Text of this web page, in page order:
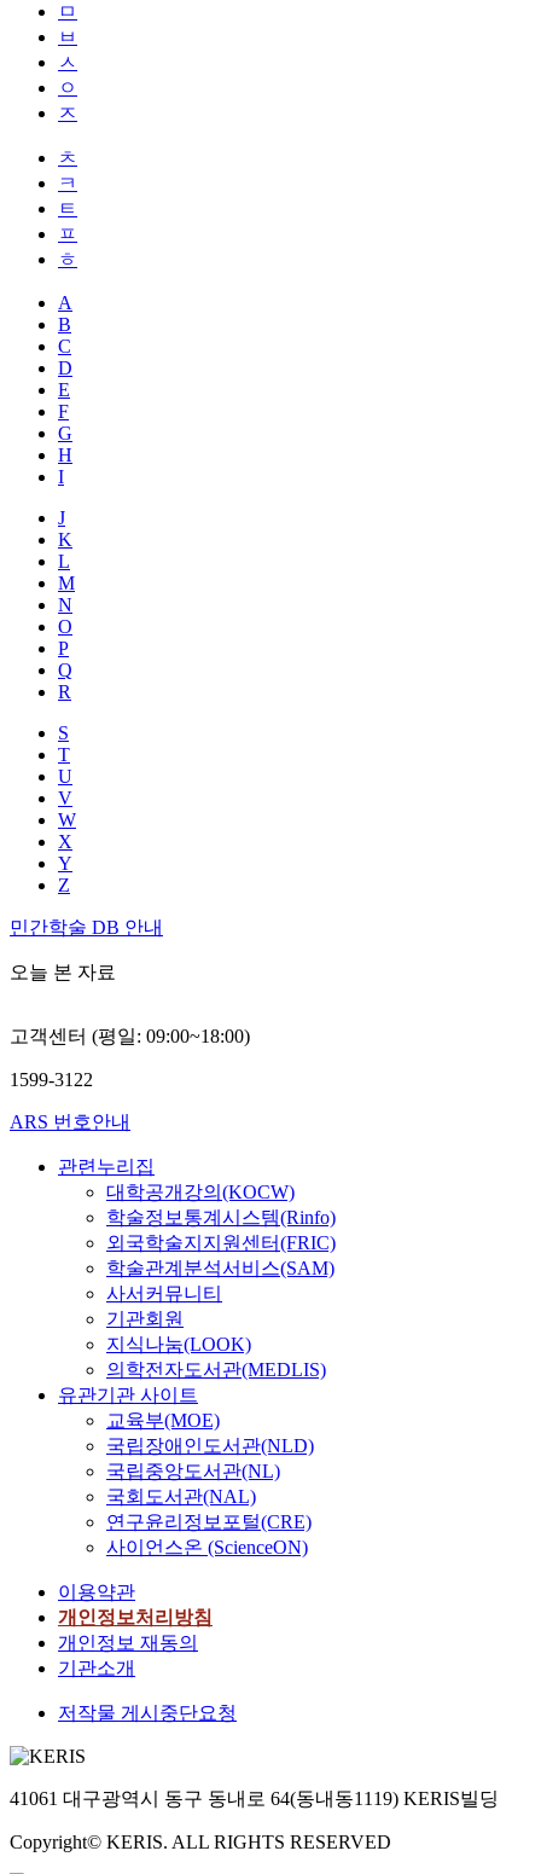
ㅁ
ㅂ
ㅅ
ㅇ
ㅈ
ㅊ
ㅋ
ㅌ
ㅍ
ㅎ
A
B
C
D
E
F
G
H
I
J
K
L
M
N
O
P
Q
R
S
T
U
V
W
X
Y
Z
민간학술 DB 안내
오늘 본 자료
고객센터 (평일: 09:00~18:00)
1599-3122
ARS 번호안내
관련누리집
대학공개강의(KOCW)
학술정보통계시스템(Rinfo)
외국학술지지원센터(FRIC)
학술관계분석서비스(SAM)
사서커뮤니티
기관회원
지식나눔(LOOK)
의학전자도서관(MEDLIS)
유관기관 사이트
교육부(MOE)
국립장애인도서관(NLD)
국립중앙도서관(NL)
국회도서관(NAL)
연구윤리정보포털(CRE)
사이언스온 (ScienceON)
이용약관
개인정보처리방침
개인정보 재동의
기관소개
저작물 게시중단요청
41061 대구광역시 동구 동내로 64(동내동1119) KERIS빌딩
Copyright© KERIS. ALL RIGHTS RESERVED